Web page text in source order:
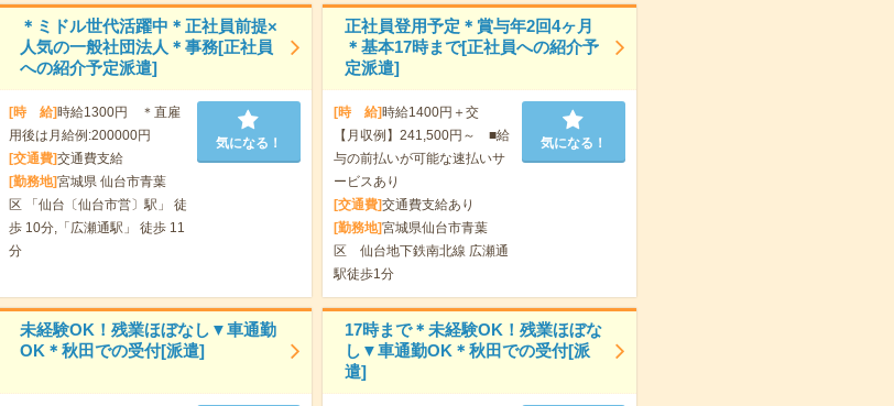
＊ミドル世代活躍中＊正社員前提×
人気の一般社団法人＊事務[正社員
への紹介予定派遣]
[時 給]時給1300円 ＊直雇
用後は月給例:200000円
[交通費]交通費支給
[勤務地]宮城県 仙台市青葉
区 「仙台〔仙台市営〕駅」 徒
歩 10分,「広瀬通駅」 徒歩 11
分
気になる！
正社員登用予定＊賞与年2回4ヶ月
＊基本17時まで[正社員への紹介予
定派遣]
[時 給]時給1400円＋交
【月収例】241,500円～ ■給
与の前払いが可能な速払いサ
ービスあり
[交通費]交通費支給あり
[勤務地]宮城県仙台市青葉
区 仙台地下鉄南北線 広瀬通
駅徒歩1分
気になる！
未経験OK！残業ほぼなし▼車通勤
OK＊秋田での受付[派遣]
17時まで＊未経験OK！残業ほぼな
し▼車通勤OK＊秋田での受付[派
遣]